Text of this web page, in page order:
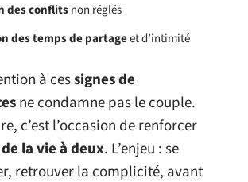
des conflitsnon réglés
des temps de partageet d’intimité
à cessignes de
ne condamne pas le couple.
c’est l’occasion de renforcer
la vie à deux. L’enjeu : se
retrouver la complicité, avant